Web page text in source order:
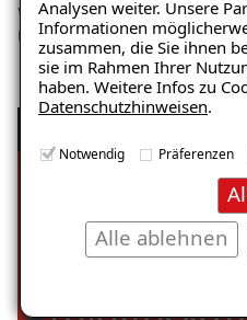
Analysen weiter. Unsere
Informationen
zusammen, die Sie ihnen
sie im Rahmen Ihrer
haben. Weitere Infos zu
Datenschutzhinweisen.
Notwendig Präferenzen
Alle ablehnen
wichtiges Projekt. Zeigt es
Umbruch vom
Anker-Werke in